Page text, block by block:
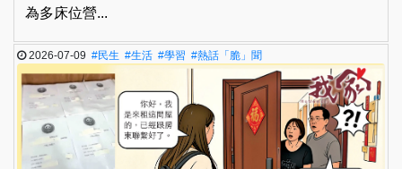
為多床位營...
2026-07-09#民生 #生活 #學習 #熱話「脆」聞